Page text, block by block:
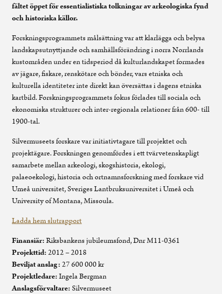
fältet öppet för essentialistiska tolkningar av arkeologiska fynd
och historiska källor.
Forskningsprogrammets målsättning var att klarlägga och belysa
landskapsutnyttjande och samhällsförändring i norra Norrlands
kustområden under en tidsperiod då kulturlandskapet formades
av jägare, fiskare, renskötare och bönder, vars etniska och
kulturella identiteter inte direkt kan översättas i dagens etniska
kartbild. Forskningsprogrammets fokus förlades till sociala och
ekonomiska strukturer och inter-regionala relationer från 600- till
1900-tal.
Silvermuseets forskare var initiativtagare till projektet och
projektägare. Forskningen genomfördes i ett tvärvetenskapligt
samarbete mellan arkeologi, skogshistoria, ekologi,
palaeoekologi, historia och ortnamnsforskning med forskare vid
Umeå universitet, Sveriges Lantbruksuniversitet i Umeå och
University of Montana, Missoula.
Ladda hem slutrapport
Finansiär:Riksbankens jubileumsfond, Dnr M11-0361
Projekttid:2012 – 2018
Beviljat anslag:27 600 000 kr
Projektledare:Ingela Bergman
Anslagsförvaltare:Silvermuseet